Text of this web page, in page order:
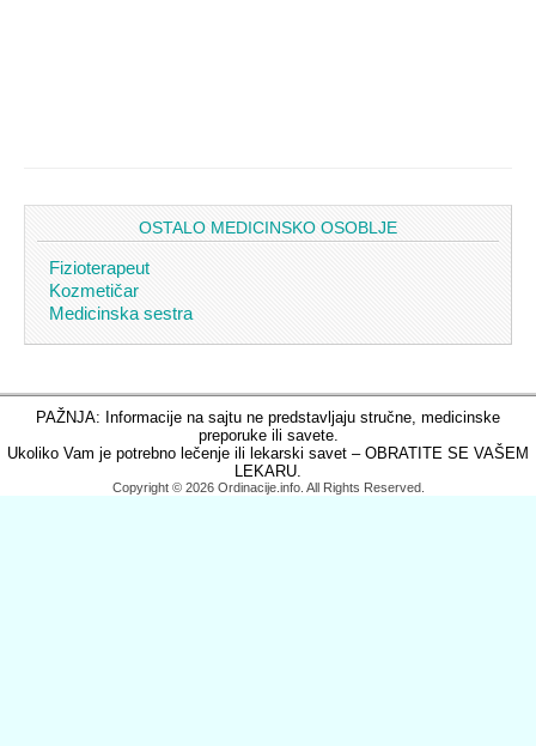
OSTALO MEDICINSKO OSOBLJE
Fizioterapeut
Kozmetičar
Medicinska sestra
PAŽNJA: Informacije na sajtu ne predstavljaju stručne, medicinske
preporuke ili savete.
Ukoliko Vam je potrebno lečenje ili lekarski savet – OBRATITE SE VAŠEM
LEKARU.
Copyright © 2026 Ordinacije.info. All Rights Reserved.